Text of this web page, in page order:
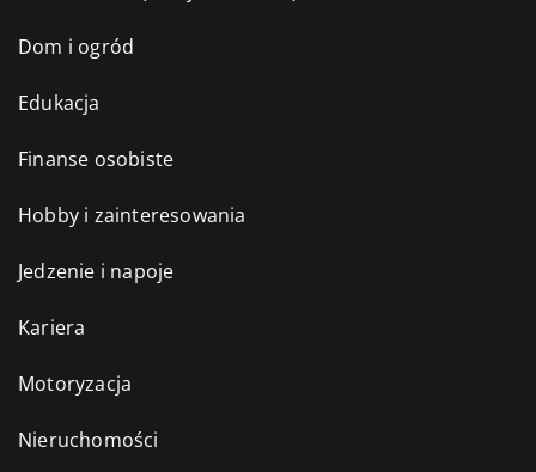
Dom i ogród
Edukacja
Finanse osobiste
Hobby i zainteresowania
Jedzenie i napoje
Kariera
Motoryzacja
Nieruchomości